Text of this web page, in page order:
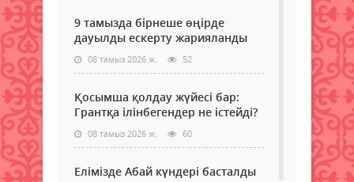
9 тамызда бірнеше өңірде
дауылды ескерту жарияланды
08 тамыз 2026 ж. 52
Қосымша қолдау жүйесі бар:
Грантқа ілінбегендер не істейді?
08 тамыз 2026 ж. 60
Елімізде Абай күндері басталды